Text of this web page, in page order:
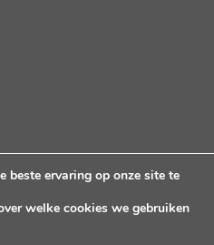
© 2026. Alle Rechten
beste ervaring op onze site te
welke cookies we gebruiken